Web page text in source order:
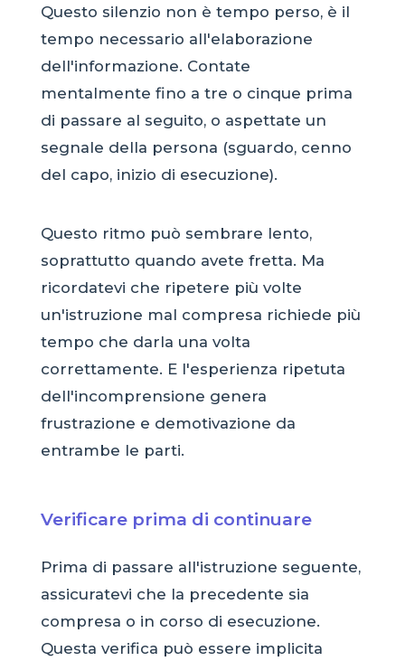
Questo silenzio non è tempo perso, è il
tempo necessario all'elaborazione
dell'informazione. Contate
mentalmente fino a tre o cinque prima
di passare al seguito, o aspettate un
segnale della persona (sguardo, cenno
del capo, inizio di esecuzione).
Questo ritmo può sembrare lento,
soprattutto quando avete fretta. Ma
ricordatevi che ripetere più volte
un'istruzione mal compresa richiede più
tempo che darla una volta
correttamente. E l'esperienza ripetuta
dell'incomprensione genera
frustrazione e demotivazione da
entrambe le parti.
Verificare prima di continuare
Prima di passare all'istruzione seguente,
assicuratevi che la precedente sia
compresa o in corso di esecuzione.
Questa verifica può essere implicita